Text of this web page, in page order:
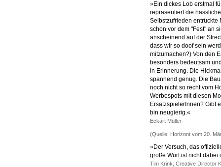
»Ein dickes Lob erstmal
repräsentiert die
Selbstzufrieden entrückte
schon vor dem "Fest" an
anscheinend auf der
dass wir so doof sein
mitzumachen?) Von den
besonders bedeutsam
in Erinnerung. Die
spannend genug. Die
noch nicht so recht vom
Werbespots mit diesen
ErsatzspielerInnen? Gibt
bin neugierig.«
Eckart Müller
(Quelle: Horizont vom 20.
»Der Versuch, das
große Wurf ist nicht
Tim Krink, Creative Director